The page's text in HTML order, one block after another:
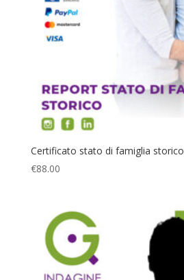
Certificato stato di famiglia storico
€88.00